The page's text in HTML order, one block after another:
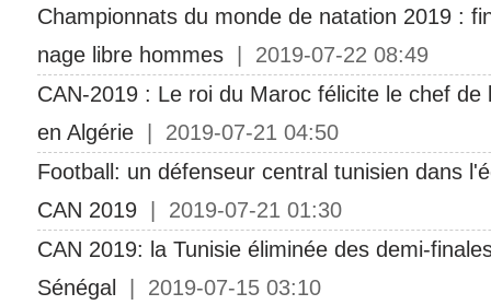
Championnats du monde de natation 2019 :
nage libre hommes | 2019-07-22 08:49
CAN-2019 : Le roi du Maroc félicite le chef de
en Algérie | 2019-07-21 04:50
Football: un défenseur central tunisien dans
CAN 2019 | 2019-07-21 01:30
CAN 2019: la Tunisie éliminée des demi-
Sénégal
| 2019-07-15 03:10